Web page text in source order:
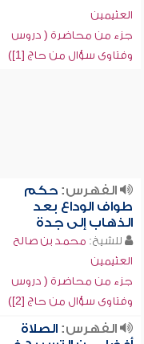
العثيمين
جزء من محاضرة ( دروس
وفتاوى سؤال من حاج [1])
الفهرس:حكم
طواف الوداع بعد
الذهاب إلى جدة
للشيخ: محمد بن صالح
العثيمين
جزء من محاضرة ( دروس
وفتاوى سؤال من حاج [2])
الفهرس:الصلاة